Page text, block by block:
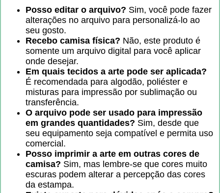
Posso editar o arquivo? Sim, você pode fazer
alterações no arquivo para personalizá-lo ao
seu gosto.
Recebo camisa física? Não, este produto é
somente um arquivo digital para você aplicar
onde desejar.
Em quais tecidos a arte pode ser aplicada?
É recomendada para algodão, poliéster e
misturas para impressão por sublimação ou
transferência.
O arquivo pode ser usado para impressão
em grandes quantidades? Sim, desde que
seu equipamento seja compatível e permita uso
comercial.
Posso imprimir a arte em outras cores de
camisa? Sim, mas lembre-se que cores muito
escuras podem alterar a percepção das cores
da estampa.